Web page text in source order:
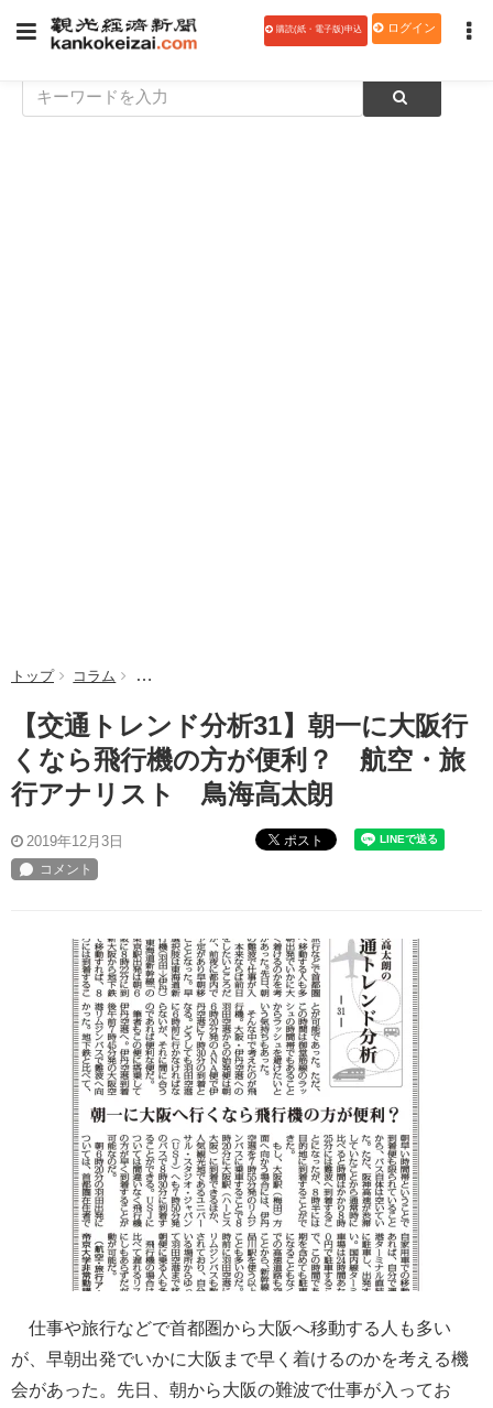
購読(紙・電子版)申込 ログイン
トップ コラム 【交通トレンド分析31】朝一に大阪行くなら飛行機
【交通トレンド分析31】朝一に大阪行
くなら飛行機の方が便利？ 航空・旅
行アナリスト 鳥海高太朗
2019年12月3日 ポスト
仕事や旅行などで首都圏から大阪へ移動する人も多い
が、早朝出発でいかに大阪まで早く着けるのかを考える機
会があった。先日、朝から大阪の難波で仕事が入ってお